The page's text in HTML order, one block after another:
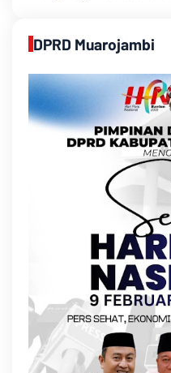
DPRD Muarojambi